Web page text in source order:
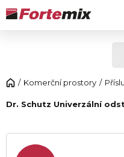
Komerční prostory
Dr. Schutz Univerzální